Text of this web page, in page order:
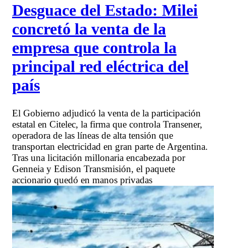
Desguace del Estado: Milei
concretó la venta de la
empresa que controla la
principal red eléctrica del
país
El Gobierno adjudicó la venta de la participación
estatal en Citelec, la firma que controla Transener,
operadora de las líneas de alta tensión que
transportan electricidad en gran parte de Argentina.
Tras una licitación millonaria encabezada por
Genneia y Edison Transmisión, el paquete
accionario quedó en manos privadas